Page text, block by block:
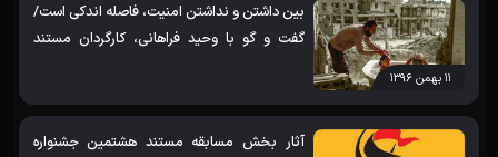
۱۱ بهمن ۱۳۹۶
بین داشتن و نداشتن امنیت، فاصله اندکی است/
گفت و گو با وحید فراهانی، کارگردان مستند
آثار بخش مسابقه مستند هشتمین جشنواره